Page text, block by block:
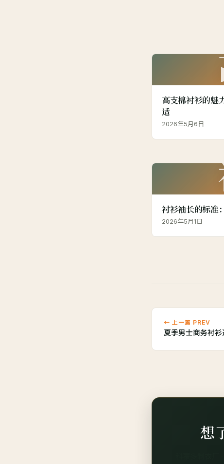
高支棉衬衫的魅
适
2026年5月6日
衬衫袖长的标准
2026年5月1日
← 上一篇 PREV
夏季男士商务衬
想